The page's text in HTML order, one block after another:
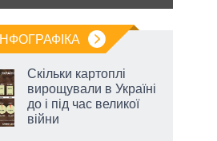
ІНФОГРАФІКА
Скільки картоплі
вирощували в Україні
до і під час великої
війни